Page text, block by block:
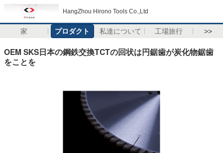
HangZhou Hirono Tools Co.,Ltd
家 プロダクト 私達について 工場旅行 >>
OEM SKS日本の鋼鉄交換TCTの回状は円鋸歯が炭化物鋸歯
をことを